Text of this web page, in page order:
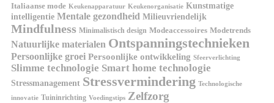
Italiaanse mode Keukenapparatuur Keukenorganisatie Kunstmatige
intelligentie Mentale gezondheid Milieuvriendelijk
Mindfulness Minimalistisch design Modeaccessoires Modetrends
Natuurlijke materialen Ontspanningstechnieken
Persoonlijke groei Persoonlijke ontwikkeling Sfeerverlichting
Slimme technologie Smart home technologie
Stressmanagement Stressvermindering Technologische
innovatie Tuininrichting Voedingstips Zelfzorg